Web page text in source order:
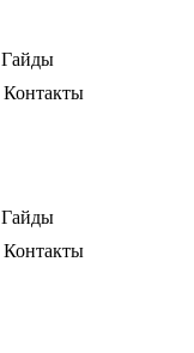
Гайды
Контакты
Гайды
Контакты